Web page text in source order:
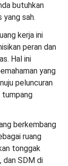
butuhkan
yang sah.
kerja ini
peran dan
Hal ini
yang
peluncuran
tumpang
berkembang
ruang
tonggak
dan SDM di